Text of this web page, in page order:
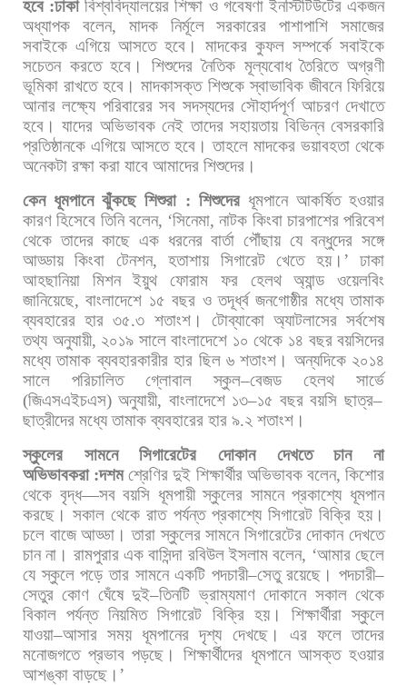
হবে:ঢাকা বিশ্ববিদ্যালয়ের শিক্ষা ও গবেষণা ইনস্টিটিউটের একজন
অধ্যাপক
বলেন, মাদক নির্মূলে সরকারের পাশাপাশি
সমাজের
সবাইকে এগিয়ে আসতে হবে। মাদকের কুফল সম্পর্কে সবাইকে
সচেতন করতে হবে। শিশুদের নৈতিক মূল্যবোধ তৈরিতে অগ্রণী
ভূমিকা রাখতে হবে। মাদকাসক্ত শিশুকে স্বাভাবিক জীবনে ফিরিয়ে
আনার লক্ষ্যে পরিবারের সব সদস্যদের সৌহার্দপূর্ণ আচরণ দেখাতে
হবে। যাদের অভিভাবক নেই তাদের সহায়তায় বিভিন্ন বেসরকারি
প্রতিষ্ঠানকে এগিয়ে আসতে হবে। তাহলে মাদকের ভয়াবহতা থেকে
অনেকটা রক্ষা করা যাবে আমাদের শিশুদের।
কেন ধূমপানে ঝুঁকছে শিশুরা: শিশুদের ধূমপানে আকর্ষিত হওয়ার
কারণ হিসেবে তিনি বলেন, ‘সিনেমা,নাটক কিংবা চারপাশের পরিবেশ
থেকে তাদের কাছে এক ধরনের বার্তা পৌঁছায় যে বন্ধুদের সঙ্গে
আড্ডায় কিংবা টেনশন,হতাশায় সিগারেট খেতে হয়। ’ঢাকা
আহছানিয়া
মিশন ইয়ুথ ফোরাম ফর হেলথ অ্যান্ড
ওয়েলবিং
জানিয়েছে,বাংলাদেশে ১৫ বছর ও তদূর্ধ্ব জনগোষ্ঠীর মধ্যে তামাক
ব্যবহারের হার ৩৫.৩ শতাংশ। টোব্যাকো অ্যাটলাসের সর্বশেষ
তথ্য অনুযায়ী, ২০১৯ সালে বাংলাদেশে ১০ থেকে ১৪ বছর বয়সিদের
মধ্যে তামাক ব্যবহারকারীর হার ছিল ৬ শতাংশ। অন্যদিকে ২০১৪
সালে
পরিচালিত গ্লোবাল স্কুল–বেজড হেলথ
সার্ভে
(জিএসএইচএস)অনুযায়ী, বাংলাদেশে ১৩–১৫ বছর বয়সি ছাত্র–
ছাত্রীদের মধ্যে তামাক ব্যবহারের হার ৯.২ শতাংশ।
স্কুলের
সামনে সিগারেটের দোকান দেখতে চান
না
অভিভাবকরা:দশম শ্রেণির দুই শিক্ষার্থীর অভিভাবক বলেন,কিশোর
থেকে বৃদ্ধ—সব বয়সি ধূমপায়ী স্কুলের সামনে প্রকাশ্যে ধূমপান
করছে। সকাল থেকে রাত পর্যন্ত প্রকাশ্যে সিগারেট বিক্রি হয়।
চলে বাজে আড্ডা। তারা স্কুলের সামনে সিগারেটের দোকান দেখতে
চান না। রামপুরার এক বাসিন্দা রবিউল ইসলাম বলেন, ‘আমার ছেলে
যে স্কুলে পড়ে তার সামনে একটি পদচারী–সেতু রয়েছে। পদচারী–
সেতুর কোণ ঘেঁষে দুই–তিনটি ভ্রাম্যমাণ দোকানে সকাল থেকে
বিকাল পর্যন্ত নিয়মিত সিগারেট বিক্রি হয়। শিক্ষার্থীরা স্কুলে
যাওয়া–আসার সময় ধূমপানের দৃশ্য দেখছে। এর ফলে তাদের
মনোজগতে প্রভাব পড়ছে। শিক্ষার্থীদের ধূমপানে আসক্ত হওয়ার
আশঙ্কা বাড়ছে। ’